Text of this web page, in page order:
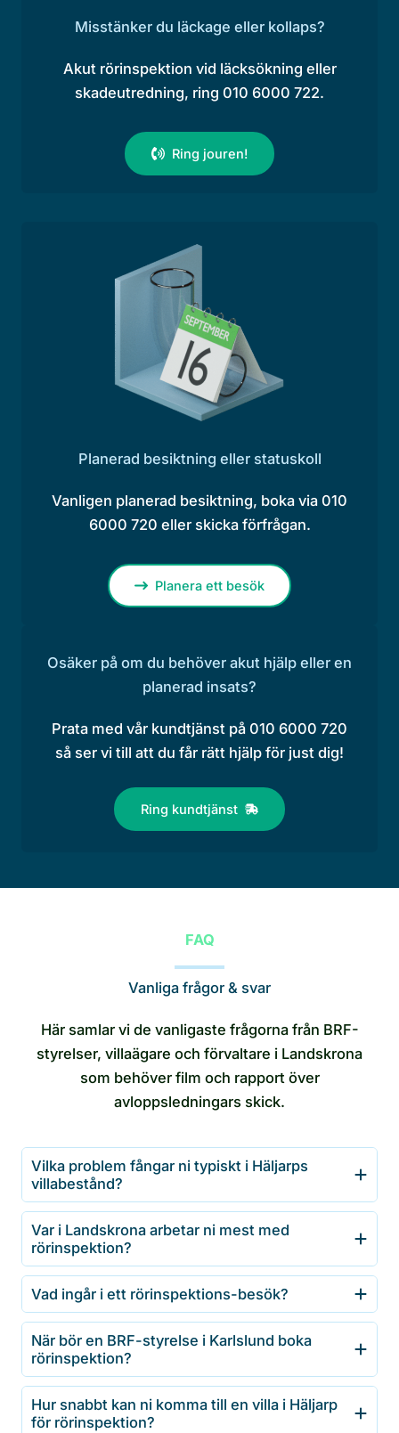
Misstänker du läckage eller kollaps?
Akut rörinspektion vid läcksökning eller
skadeutredning, ring 010 6000 722.
Ring jouren!
Planerad besiktning eller statuskoll
Vanligen planerad besiktning, boka via 010
6000 720 eller skicka förfrågan.
Planera ett besök
Osäker på om du behöver akut hjälp eller en
planerad insats?
Prata med vår kundtjänst på 010 6000 720
så ser vi till att du får rätt hjälp för just dig!
Ring kundtjänst
FAQ
Vanliga frågor & svar
Här samlar vi de vanligaste frågorna från BRF-
styrelser, villaägare och förvaltare i Landskrona
som behöver film och rapport över
avloppsledningars skick.
Vilka problem fångar ni typiskt i Häljarps
villabestånd?
Var i Landskrona arbetar ni mest med
rörinspektion?
Vad ingår i ett rörinspektions-besök?
När bör en BRF-styrelse i Karlslund boka
rörinspektion?
Hur snabbt kan ni komma till en villa i Häljarp
för rörinspektion?